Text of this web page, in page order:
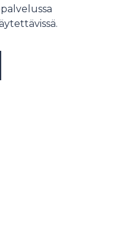
tavalla.